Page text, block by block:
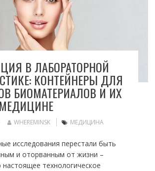
В ЛАБОРАТОРНОЙ
КОНТЕЙНЕРЫ ДЛЯ
БИОМАТЕРИАЛОВ И ИХ
WHEREMINSK МЕДИЦИНА
исследования перестали быть
и оторванным от жизни –
настоящее технологическое